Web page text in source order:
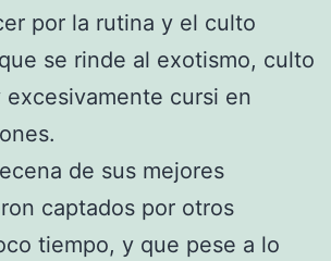
por la rutina y el culto
se rinde al exotismo, culto
excesivamente cursi en
de sus mejores
captados por otros
tiempo, y que pese a lo